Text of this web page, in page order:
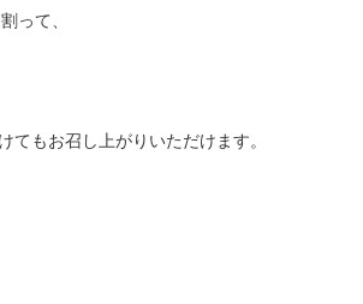
って、
もお召し上がりいただけます。